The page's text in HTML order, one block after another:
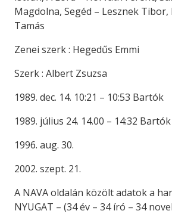
Magdolna, Segéd – Lesznek Tibor,
Tamás
Zenei szerk : Hegedűs Emmi
Szerk : Albert Zsuzsa
1989. dec. 14. 10:21 – 10:53 Bartók
1989. július 24. 14.00 – 14:32 Bartók
1996. aug. 30.
2002. szept. 21.
A NAVA oldalán közölt adatok a
NYUGAT – (34 év – 34 író – 34